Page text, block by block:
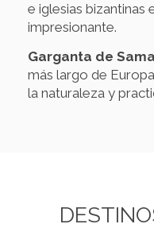
e iglesias
impresionante.
Garganta de
más largo de
la naturaleza y